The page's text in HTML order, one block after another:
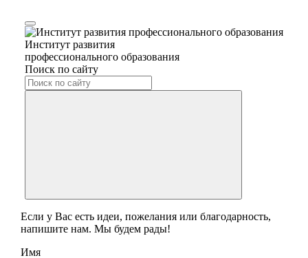
Институт развития
профессионального образования
Поиск по сайту
Если у Вас есть идеи, пожелания или благодарность,
напишите нам. Мы будем рады!
Имя